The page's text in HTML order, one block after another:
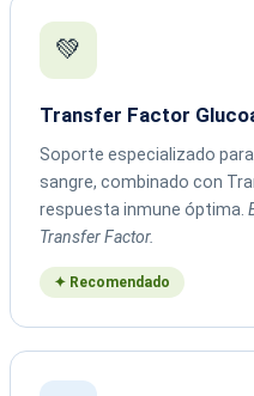
💚
Transfer Factor
Soporte especializado
sangre, combinado con
respuesta inmune óptima.
Transfer Factor.
✦ Recomendado